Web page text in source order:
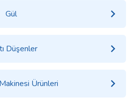
Gül
Düşenler
Ürünleri